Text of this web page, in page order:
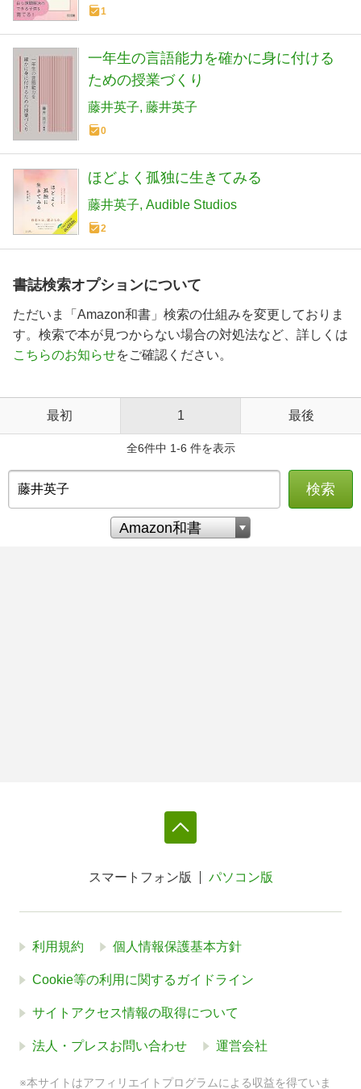
1
一年生の言語能力を確かに身に付ける
ための授業づくり
藤井英子 藤井英子
0
ほどよく孤独に生きてみる
藤井英子 Audible Studios
2
書誌検索オプションについて
ただいま「Amazon和書」検索の仕組みを変更しておりま
す。検索で本が見つからない場合の対処法など、詳しくは
こちらのお知らせをご確認ください。
最初 1 最後
全6件中 1-6 件を表示
検索
スマートフォン版 パソコン版
利用規約 個人情報保護基本方針
Cookie等の利用に関するガイドライン
サイトアクセス情報の取得について
法人・プレスお問い合わせ 運営会社
※本サイトはアフィリエイトプログラムによる収益を得ていま